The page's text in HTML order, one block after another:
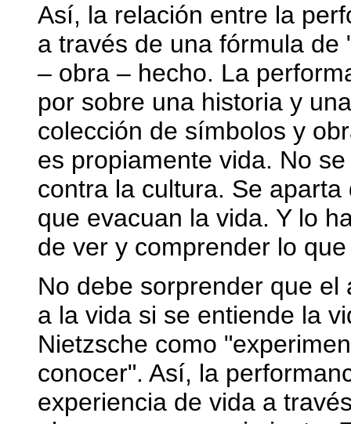
Así, la relación entre la
a través de una fórmula
– obra – hecho. La
por sobre una historia y
colección de símbolos y
es propiamente vida. No
contra la cultura. Se
que evacuan la vida. Y lo
de ver y comprender lo
No debe sorprender que
a la vida si se entiende la
Nietzsche como
conocer". Así, la
experiencia de vida a